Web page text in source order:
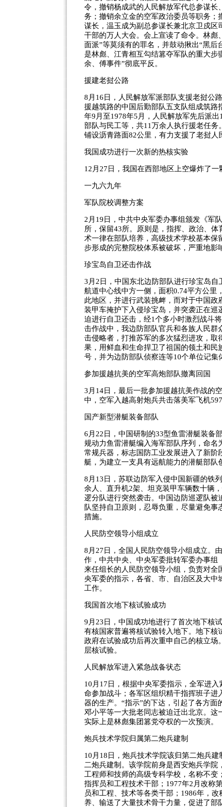
令，撤销杨成武的人民解放军代总参谋
务；撤销余立金的空军政治委员等职务
谋长，温玉成为副总参谋长兼北京卫戍
干部的万人大会。会上宣读了命令。林彪
面派”等莫须有的罪名，并鼓动揪出“黑
是林彪、江青相互勾结篡夺军队的重大步
余、傅事件”彻底平反。
援建老挝公路
8月16日，人民解放军派部队支援老挝公
援越筑路的中国后勤部队五支队组成筑
年9月至1978年5月，人民解放军先后派
部队与民工等，共11万余人执行援老任
铺设沥青路面82公里，有力支援了老挝
我国成功进行一次新的热核实验
12月27日，我国在西部地区上空爆炸了
一九六九年
军队院校调整方案
2月19日，中共中央军委办事组颁发《军
所，保留43所。原则是，指挥、政治、
术一律在部队培养，高级技术学校基本
步形成的完整院校体系被破坏，严重地影
珍宝岛自卫还击作战
3月2日，中国东北边防部队进行珍宝岛
航道中心线中方一侧，面积0.74平方公里
此地区，并进行武装挑衅，而对于中国
装甲车掩护下入侵珍宝岛，并突袭正在
迫进行自卫还击，经1个多小时激烈战斗
击作战中，我边防部队官兵和各族人民
击侵略者，打推苏军的多次猛烈进攻，
果，用鲜血和生命捍卫了祖国的领土和
号，并为边防部队侦察连等10个单位记集
参加援越抗美的空军高炮部队撤离回国
3月14日，最后一批参加援越抗美作战的
中，空军入越高射炮兵共击落美军飞机
国产新型潜艇装备部队
6月22日，中国研制的33型鱼雷潜艇装备
规动力鱼雷潜艇编入海军部队序列，命名
常规兵器，标志国防工业发展进入了新
艇，为建立一支具有远航能力的潜艇部队
8月13日，苏联边防军入侵中国新疆的铁
余人、直升机2架、坦克装甲车辆数十辆
逻分队进行突然袭击。中国边防巡逻队
队坚持自卫原则，忍辱负重，尽量避免
措施。
人民防空领导小组成立
8月27日，全国人民防空领导小组成立。
作，中共中央、中央军委批转军委办事
来任组长的人民防空领导小组，负责对
央军委的指示，各省、市、自治区及大
工作。
我国首次地下核试验成功
9月23日，中国成功地进行了首次地下核
有核国家普遍将核试验转入地下。地下
政府在试验成功后再次重申自己的核立场
层核试验。
人民解放军进入紧急战备状态
10月17日，根据中央军委指示，全军进
命参加战斗；各军区组织精干指挥班子
器的生产。“指示”的下达，引起了各方
邓小平等一大批老同志被迫迁出北京。
实际上是林彪集团篡党夺权的一次预演。
炮兵技术学院归属第二炮兵建制
10月18日，炮兵技术学院该归第二炮兵
二炮兵建制。该学院前身是西安炮兵学
工程师和技师的高级专科学校，名称不
指挥员和工程技术干部；1977年2月改称
员和工程、技术等各类干部；1986年，
养、输送了大量技术骨干力量，促进了部